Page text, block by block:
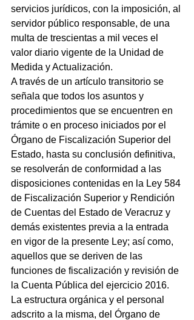
servicios jurídicos, con la imposición, al
servidor público responsable, de una
multa de trescientas a mil veces el
valor diario vigente de la Unidad de
Medida y Actualización.
A través de un artículo transitorio se
señala que todos los asuntos y
procedimientos que se encuentren en
trámite o en proceso iniciados por el
Órgano de Fiscalización Superior del
Estado, hasta su conclusión definitiva,
se resolverán de conformidad a las
disposiciones contenidas en la Ley 584
de Fiscalización Superior y Rendición
de Cuentas del Estado de Veracruz y
demás existentes previa a la entrada
en vigor de la presente Ley; así como,
aquellos que se deriven de las
funciones de fiscalización y revisión de
la Cuenta Pública del ejercicio 2016.
La estructura orgánica y el personal
adscrito a la misma, del Órgano de